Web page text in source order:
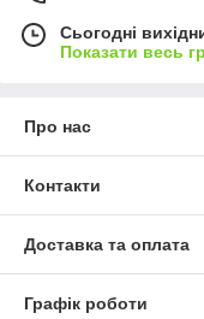
Сьогодні
Показати весь
Про нас
Контакти
Доставка та оплата
Графік роботи